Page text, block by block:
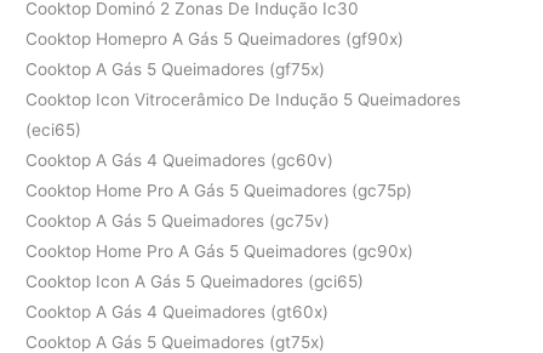
Cooktop Dominó 2 Zonas De Indução Ic30
Cooktop Homepro A Gás 5 Queimadores (gf90x)
Cooktop A Gás 5 Queimadores (gf75x)
Cooktop Icon Vitrocerâmico De Indução 5 Queimadores
(eci65)
Cooktop A Gás 4 Queimadores (gc60v)
Cooktop Home Pro A Gás 5 Queimadores (gc75p)
Cooktop A Gás 5 Queimadores (gc75v)
Cooktop Home Pro A Gás 5 Queimadores (gc90x)
Cooktop Icon A Gás 5 Queimadores (gci65)
Cooktop A Gás 4 Queimadores (gt60x)
Cooktop A Gás 5 Queimadores (gt75x)